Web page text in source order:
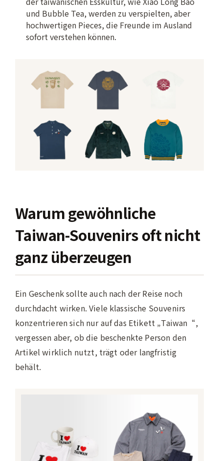
und Bubble Tea, werden zu verspielten, aber
hochwertigen Pieces, die Freunde im Ausland
sofort verstehen können.
Warum gewöhnliche
Taiwan-Souvenirs oft nicht
ganz überzeugen
Ein Geschenk sollte auch nach der Reise noch
durchdacht wirken. Viele klassische Souvenirs
konzentrieren sich nur auf das Etikett „Taiwan“,
vergessen aber, ob die beschenkte Person den
Artikel wirklich nutzt, trägt oder langfristig
behält.